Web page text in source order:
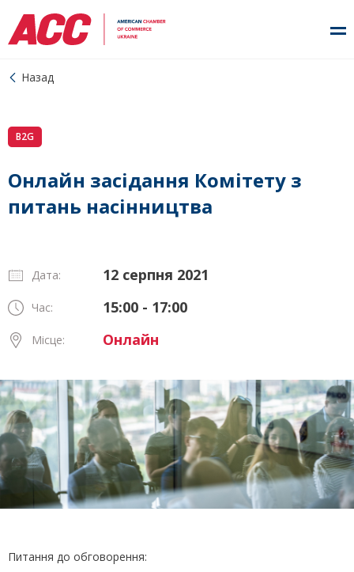
Назад
B2G
Онлайн засідання Комітету з
питань насінництва
Дата: 12 серпня 2021
Час: 15:00 - 17:00
Місце: Онлайн
Питання до обговорення: